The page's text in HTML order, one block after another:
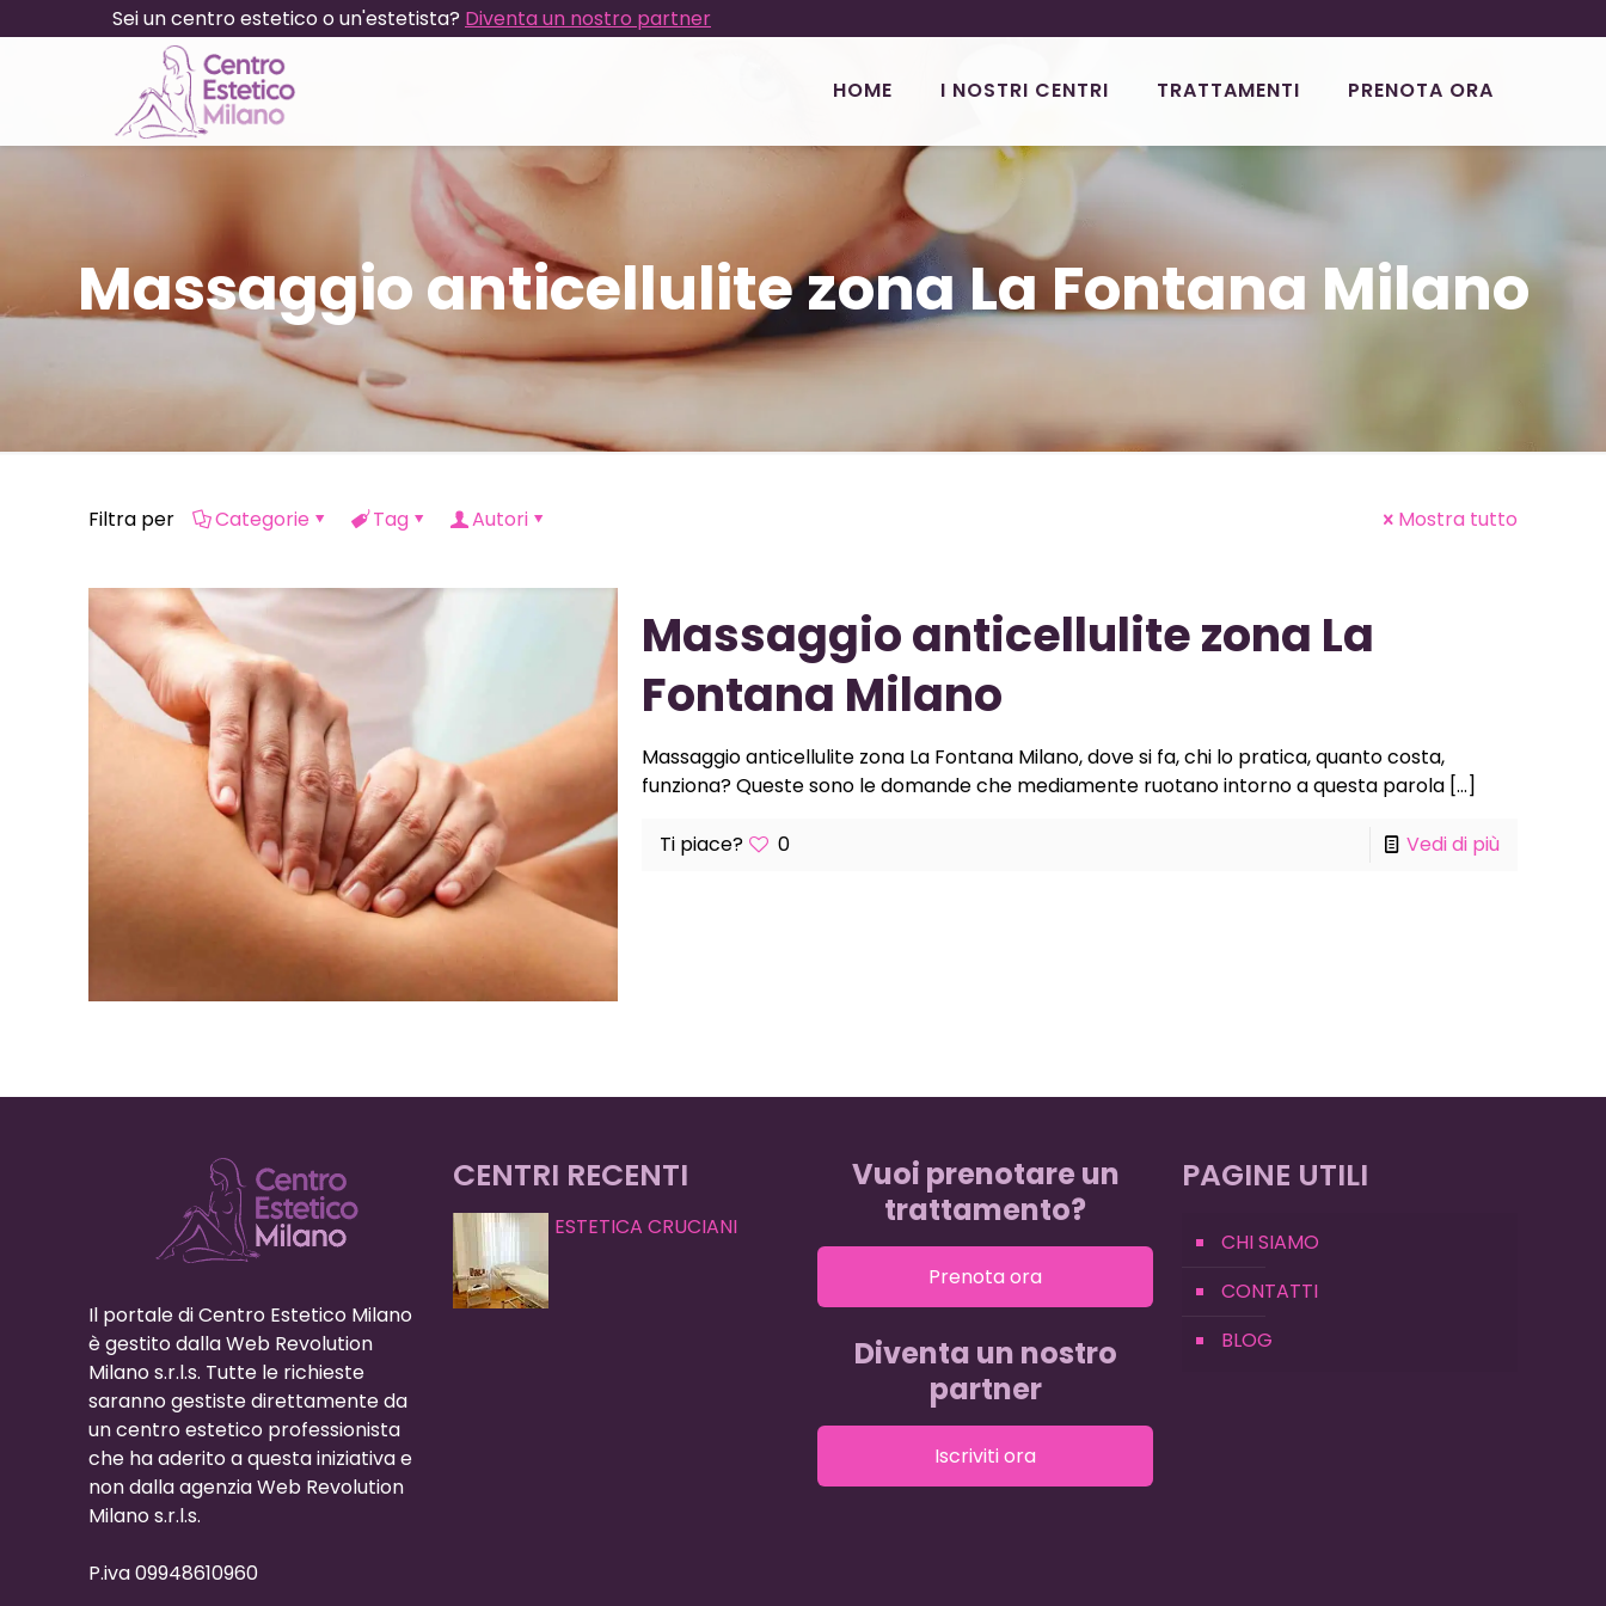
Sei un centro estetico o un'estetista? Diventa un nostro partner
HOME I NOSTRI CENTRI TRATTAMENTI PRENOTA ORA
Massaggio anticellulite zona La Fontana Milano
Filtra per Categorie Tag Autori Mostra tutto
Massaggio anticellulite zona La
Fontana Milano
Massaggio anticellulite zona La Fontana Milano, dove si fa, chi lo pratica, quanto costa,
funziona? Queste sono le domande che mediamente ruotano intorno a questa parola[…]
Ti piace? 0 Vedi di più
Il portale di Centro Estetico Milano
è gestito dalla Web Revolution
Milano s.r.l.s. Tutte le richieste
saranno gestiste direttamente da
un centro estetico professionista
che ha aderito a questa iniziativa e
non dalla agenzia Web Revolution
Milano s.r.l.s.
P.iva 09948610960
CENTRI RECENTI
ESTETICA CRUCIANI
Vuoi prenotare un
trattamento?
Prenota ora
Diventa un nostro
partner
Iscriviti ora
PAGINE UTILI
CHI SIAMO
CONTATTI
BLOG